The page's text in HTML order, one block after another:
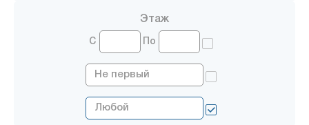
Этаж
С По